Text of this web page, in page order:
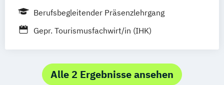
Berufsbegleitender Präsenzlehrgang
Gepr. Tourismusfachwirt/in (IHK)
Alle 2 Ergebnisse ansehen